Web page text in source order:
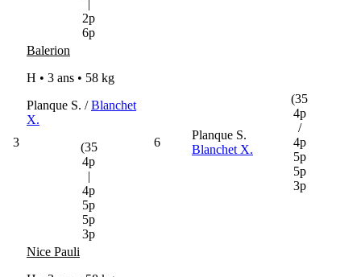
|
2p
6p
3
Balerion
H • 3 ans • 58 kg
Planque S. /Blanchet
X.
(35
4p
|
4p
5p
5p
3p
6
Planque S.
Blanchet X.
(35
4p
/
4p
5p
5p
3p
Nice Pauli